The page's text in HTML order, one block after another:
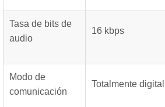
Tasa de bits de
audio
16 kbps
Modo de
comunicación
Totalmente digital